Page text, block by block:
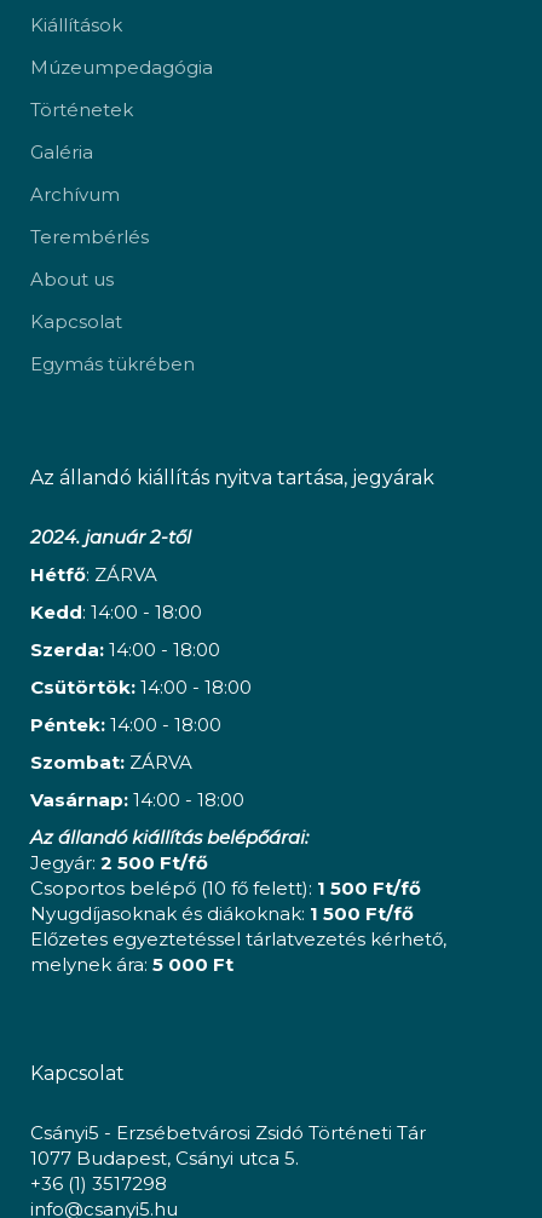
Kiállítások
Múzeumpedagógia
Történetek
Galéria
Archívum
Terembérlés
About us
Kapcsolat
Egymás tükrében
Az állandó kiállítás nyitva tartása, jegyárak
2024. január 2-től
Hétfő: ZÁRVA
Kedd: 14:00 - 18:00
Szerda: 14:00 - 18:00
Csütörtök: 14:00 - 18:00
Péntek: 14:00 - 18:00
Szombat: ZÁRVA
Vasárnap: 14:00 - 18:00
Az állandó kiállítás belépőárai:
Jegyár: 2 500 Ft/fő
Csoportos belépő (10 fő felett): 1 500 Ft/fő
Nyugdíjasoknak és diákoknak: 1 500 Ft/fő
Előzetes egyeztetéssel tárlatvezetés kérhető,
melynek ára: 5 000 Ft
Kapcsolat
Csányi5 - Erzsébetvárosi Zsidó Történeti Tár
1077 Budapest, Csányi utca 5.
+36 (1) 3517298
info@csanyi5.hu